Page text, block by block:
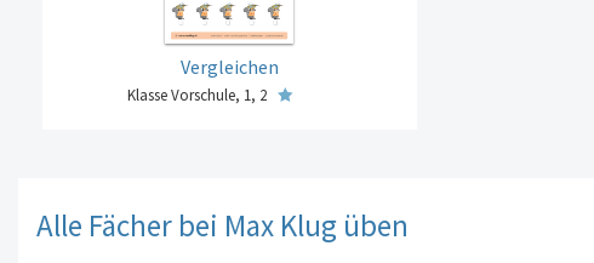
Vergleichen
Klasse Vorschule, 1, 2
Alle Fächer bei Max Klug üben